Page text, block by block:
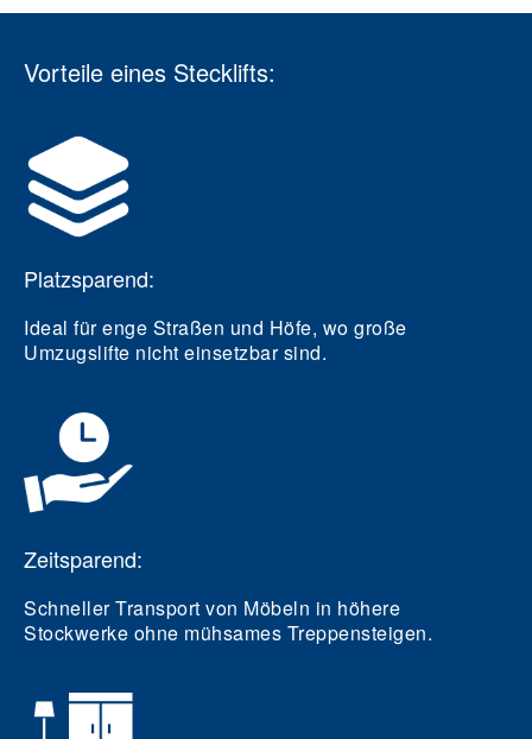
Vorteile eines Stecklifts:
Platzsparend:
Ideal für enge Straßen und Höfe, wo große
Umzugslifte nicht einsetzbar sind.
Zeitsparend:
Schneller Transport von Möbeln in höhere
Stockwerke ohne mühsames Treppensteigen.